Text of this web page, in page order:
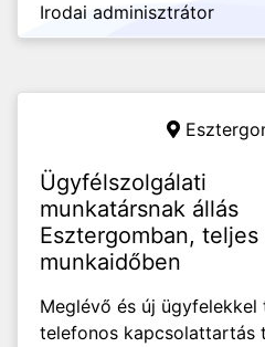
Irodai adminisztrátor
Ügyfélszolgálati
munkatársnak állás
Esztergomban, teljes
munkaidőben
Meglévő és új
telefonos kapcsolattartás